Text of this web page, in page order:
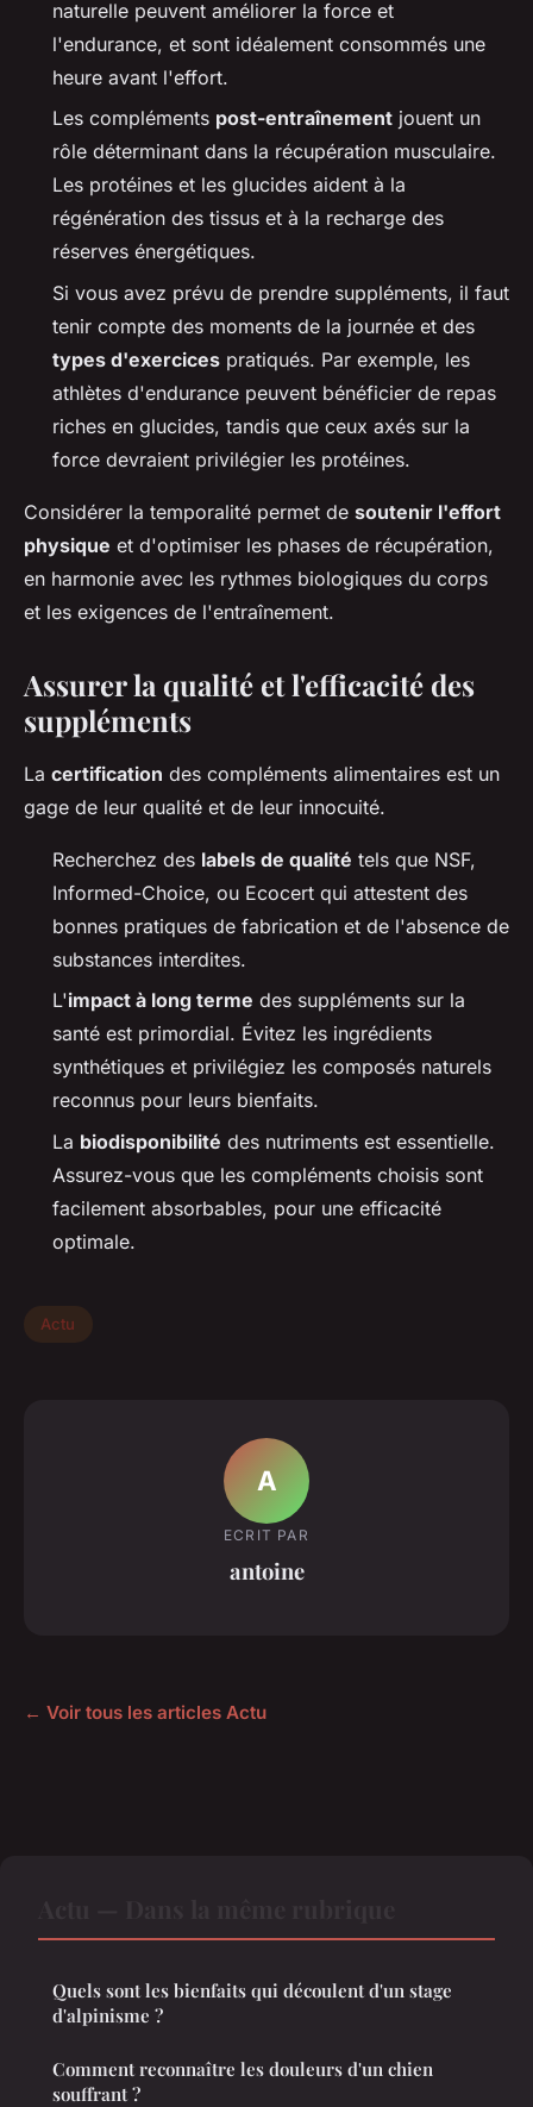
naturelle peuvent améliorer la force et
l'endurance, et sont idéalement consommés une
heure avant l'effort.
Les compléments post-entraînement jouent un
rôle déterminant dans la récupération musculaire.
Les protéines et les glucides aident à la
régénération des tissus et à la recharge des
réserves énergétiques.
Si vous avez prévu de prendre suppléments, il faut
tenir compte des moments de la journée et des
types d'exercices pratiqués. Par exemple, les
athlètes d'endurance peuvent bénéficier de repas
riches en glucides, tandis que ceux axés sur la
force devraient privilégier les protéines.
Considérer la temporalité permet de soutenir l'effort
physique et d'optimiser les phases de récupération,
en harmonie avec les rythmes biologiques du corps
et les exigences de l'entraînement.
Assurer la qualité et l'efficacité des
suppléments
La certification des compléments alimentaires est un
gage de leur qualité et de leur innocuité.
Recherchez des labels de qualité tels que NSF,
Informed-Choice, ou Ecocert qui attestent des
bonnes pratiques de fabrication et de l'absence de
substances interdites.
L'impact à long terme des suppléments sur la
santé est primordial. Évitez les ingrédients
synthétiques et privilégiez les composés naturels
reconnus pour leurs bienfaits.
La biodisponibilité des nutriments est essentielle.
Assurez-vous que les compléments choisis sont
facilement absorbables, pour une efficacité
optimale.
Actu
A
ECRIT PAR
antoine
← Voir tous les articles Actu
Quels sont les bienfaits qui découlent d'un stage
d'alpinisme ?
Comment reconnaître les douleurs d'un chien
souffrant ?